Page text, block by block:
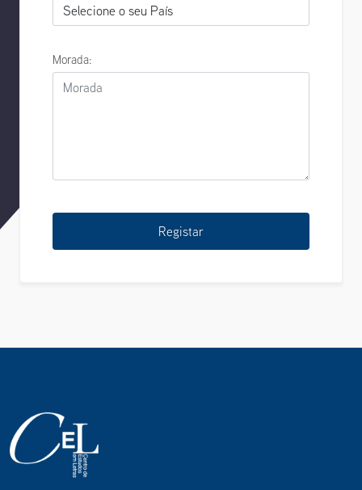
Morada:
Registar